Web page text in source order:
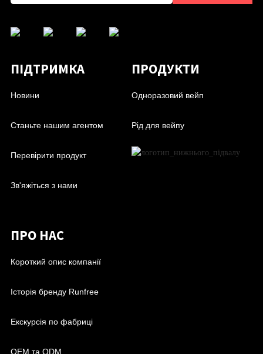
ПІДТРИМКА
Новини
Станьте нашим агентом
Перевірити продукт
Зв'яжіться з нами
ПРОДУКТИ
Одноразовий вейп
Рід для вейпу
ПРО НАС
Короткий опис компанії
Історія бренду Runfree
Екскурсія по фабриці
OEM та ODM